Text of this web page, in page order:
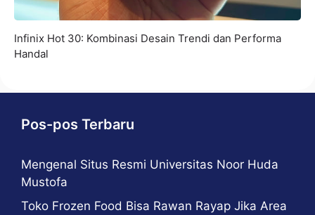
Infinix Hot 30: Kombinasi Desain Trendi dan Performa
Handal
Pos-pos Terbaru
Mengenal Situs Resmi Universitas Noor Huda
Mustofa
Toko Frozen Food Bisa Rawan Rayap Jika Area